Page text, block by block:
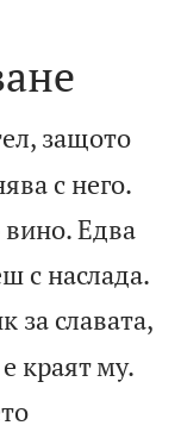
защото
с него.
Едва
с наслада.
за славата,
краят му.